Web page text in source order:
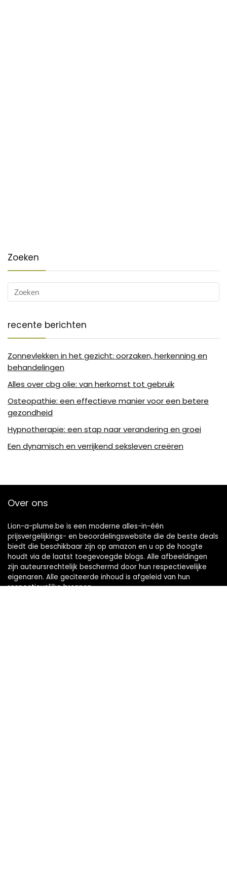
Zoeken
recente berichten
Zonnevlekken in het gezicht: oorzaken, herkenning en
behandelingen
Alles over cbg olie: van herkomst tot gebruik
Osteopathie: een effectieve manier voor een betere
gezondheid
Hypnotherapie: een stap naar verandering en groei
Een dynamisch en verrijkend seksleven creëren
Over ons
Lion-a-plume.be is een moderne alles-in-één
prijsvergelijkings- en beoordelingswebsite die de beste deals
biedt die beschikbaar zijn op amazon en u op de hoogte
houdt via de laatst toegevoegde blogs. Alle afbeeldingen
zijn auteursrechtelijk beschermd door hun respectievelijke
eigenaren. Alle geciteerde inhoud is afgeleid van hun
respectievelijke bronnen.